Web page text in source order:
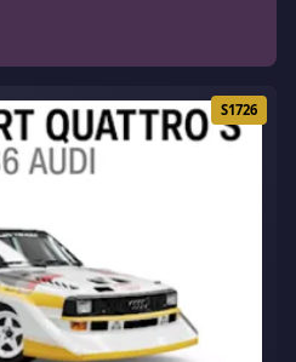
S1726